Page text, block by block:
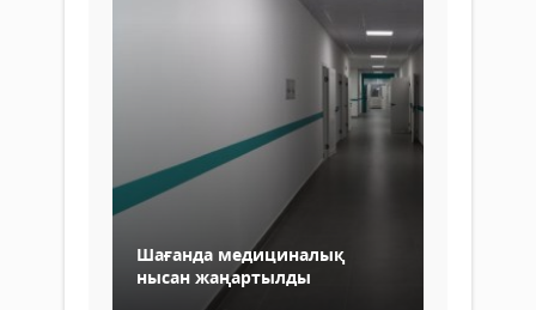
Шағанда медициналық
нысан жаңартылды